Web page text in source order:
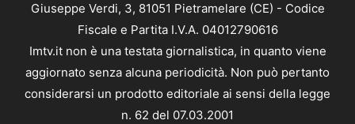
Giuseppe Verdi, 3, 81051 Pietramelare (CE) - Codice
Fiscale e Partita I.V.A. 04012790616
Imtv.it non è una testata giornalistica, in quanto viene
aggiornato senza alcuna periodicità. Non può pertanto
considerarsi un prodotto editoriale ai sensi della legge
n. 62 del 07.03.2001